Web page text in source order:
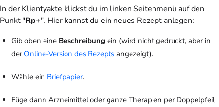
In der Klientyakte klickst du im linken Seitenmenü auf den
Punkt "Rp+". Hier kannst du ein neues Rezept anlegen:
Gib oben eine Beschreibung ein (wird nicht gedruckt, aber in
der Online-Version des Rezeptsangezeigt).
Wähle ein Briefpapier.
Füge dann Arzneimittel oder ganze Therapien per Doppelpfeil